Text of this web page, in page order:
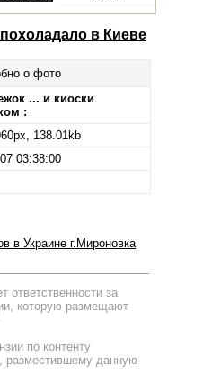
в Киеве
о фото
... и киоски
:
138.01kb
03:38:00
в Украине г.Мироновка
ответственности за
которую размещают
по контенту
разместившему данную